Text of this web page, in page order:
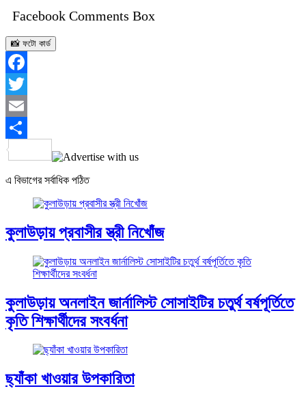
Facebook Comments Box
📸 ফটো কার্ড
Facebook
Twitter
Email
Share
এ বিভাগের সর্বাধিক পঠিত
কুলাউড়ায় প্রবাসীর স্ত্রী নিখোঁজ
কুলাউড়ায় অনলাইন জার্নালিস্ট সোসাইটির চতুর্থ বর্ষপূর্তিতে
কৃতি শিক্ষার্থীদের সংবর্ধনা
ছ্যাঁকা খাওয়ার উপকারিতা